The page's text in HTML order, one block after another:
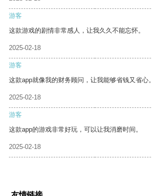
游客
这款游戏的剧情非常感人，让我久久不能忘怀。
2025-02-18
游客
这款app就像我的财务顾问，让我能够省钱又省心。
2025-02-18
游客
这款app的游戏非常好玩，可以让我消磨时间。
2025-02-18